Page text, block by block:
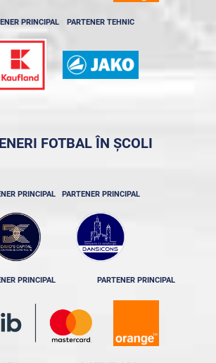
PRINCIPAL PARTENER TEHNIC
FOTBAL ÎN ȘCOLI
PRINCIPAL PARTENER PRINCIPAL
PRINCIPAL PARTENER PRINCIPAL